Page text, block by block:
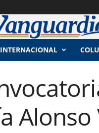
INTERNACIONAL
Alonso